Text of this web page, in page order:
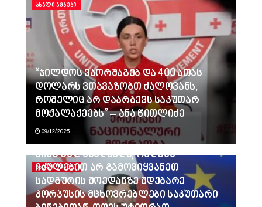
ᲐᲮᲐᲚᲘ ᲐᲛᲑᲔᲑᲘ
“ჯილდოს ვაორმაგებ და 400 ათას
დოლარს ვთავაზობთ ძალოვანს,
რომელიც არ დაარბევს საკუთარ
მოქალაქეებს” – ანა წითლიძე
09/12/2025
ᲐᲮᲐᲚᲘ ᲐᲛᲑᲔᲑᲘ
ვინც გვლანძღავდა, რადგან
იძულებით არ გამოვიყვანეთ
სადგურის მოედანზე მდებარე
კორპუსის მცხოვრებლები საკუთარი